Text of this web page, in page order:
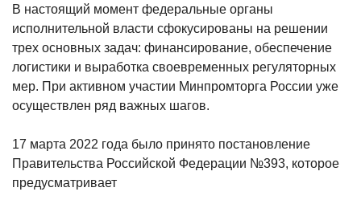
В настоящий момент федеральные органы
исполнительной власти сфокусированы на решении
трех основных задач: финансирование, обеспечение
логистики и выработка своевременных регуляторных
мер. При активном участии Минпромторга России уже
осуществлен ряд важных шагов.
17 марта 2022 года было принято постановление
Правительства Российской Федерации №393, которое
предусматривает